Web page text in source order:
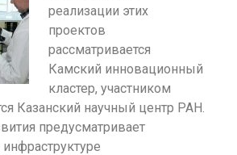
реализации этих
проектов
рассматривается
Камский инновационный
кластер, участником
Казанский научный центр РАН.
предусматривает